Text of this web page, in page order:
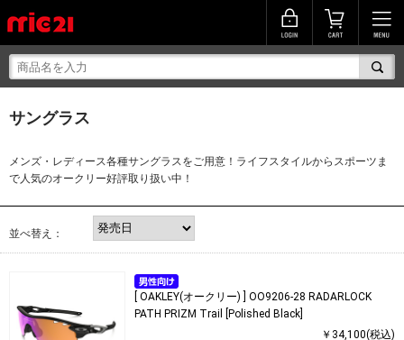
サングラス
メンズ・レディース各種サングラスをご用意！ライフスタイルからスポーツま
で人気のオークリー好評取り扱い中！
並べ替え：
[ OAKLEY(オークリー) ] OO9206-28 RADARLOCK
PATH PRIZM Trail [Polished Black]
￥34,100(税込)